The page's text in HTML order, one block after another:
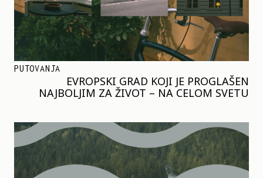
PUTOVANJA
EVROPSKI GRAD KOJI JE PROGLAŠEN
NAJBOLJIM ZA ŽIVOT – NA CELOM SVETU